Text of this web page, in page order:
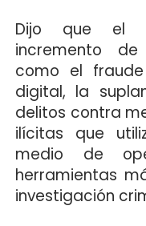
Dijo que el
incremento
como el
digital, la
delitos contra
ilícitas que
medio de
herramientas
investigación